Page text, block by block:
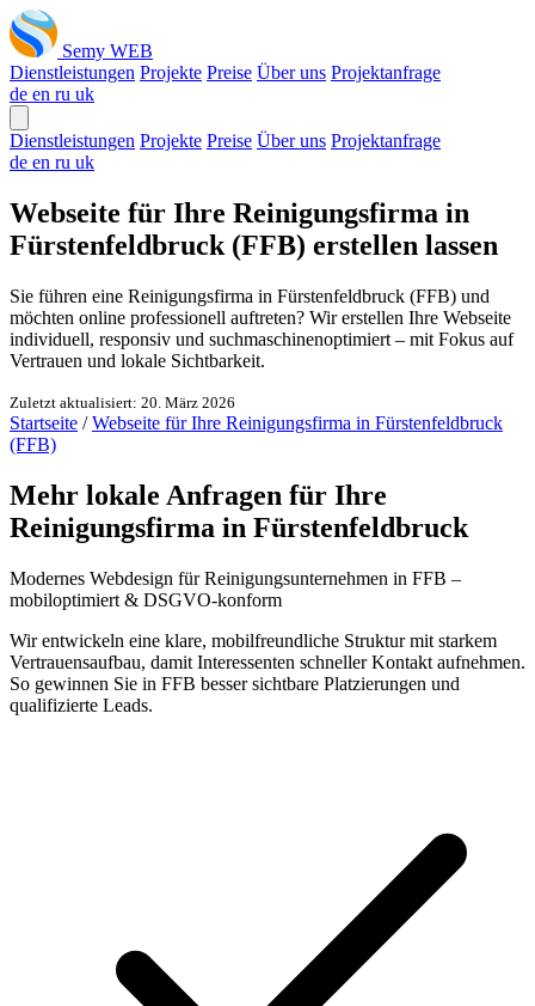
Semy WEB
Dienstleistungen Projekte Preise Über uns Projektanfrage
de en ru uk
Dienstleistungen Projekte Preise Über uns Projektanfrage
de en ru uk
Webseite für Ihre Reinigungsfirma in
Fürstenfeldbruck (FFB) erstellen lassen
Sie führen eine Reinigungsfirma in Fürstenfeldbruck (FFB) und
möchten online professionell auftreten? Wir erstellen Ihre Webseite
individuell, responsiv und suchmaschinenoptimiert – mit Fokus auf
Vertrauen und lokale Sichtbarkeit.
Zuletzt aktualisiert: 20. März 2026
Startseite / Webseite für Ihre Reinigungsfirma in Fürstenfeldbruck
(FFB)
Mehr lokale Anfragen für Ihre
Reinigungsfirma in Fürstenfeldbruck
Modernes Webdesign für Reinigungsunternehmen in FFB –
mobiloptimiert & DSGVO-konform
Wir entwickeln eine klare, mobilfreundliche Struktur mit starkem
Vertrauensaufbau, damit Interessenten schneller Kontakt aufnehmen.
So gewinnen Sie in FFB besser sichtbare Platzierungen und
qualifizierte Leads.